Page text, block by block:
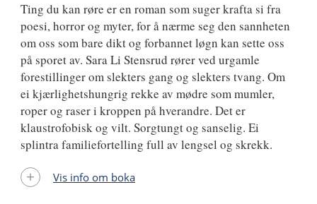
Ting du kan røre er en roman som suger krafta si fra
poesi, horror og myter, for å nærme seg den sannheten
om oss som bare dikt og forbannet løgn kan sette oss
på sporet av. Sara Li Stensrud rører ved urgamle
forestillinger om slekters gang og slekters tvang. Om
ei kjærlighetshungrig rekke av mødre som mumler,
roper og raser i kroppen på hverandre. Det er
klaustrofobisk og vilt. Sorgtungt og sanselig. Ei
splintra familiefortelling full av lengsel og skrekk.
Vis info om boka